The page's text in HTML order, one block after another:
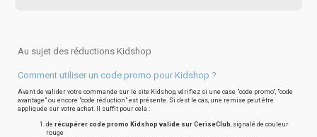
Au sujet des réductions Kidshop
Comment utiliser un code promo pour Kidshop ?
Avant de valider votre commande sur le site Kidshop, vérifiez si une case "code promo", "code
avantage" ou encore "code réduction" est présente. Si c'est le cas, une remise peut être
appliquée sur votre achat. Il suffit pour cela :
de récupérer code promo Kidshop valide sur CeriseClub, signalé de couleur
rouge